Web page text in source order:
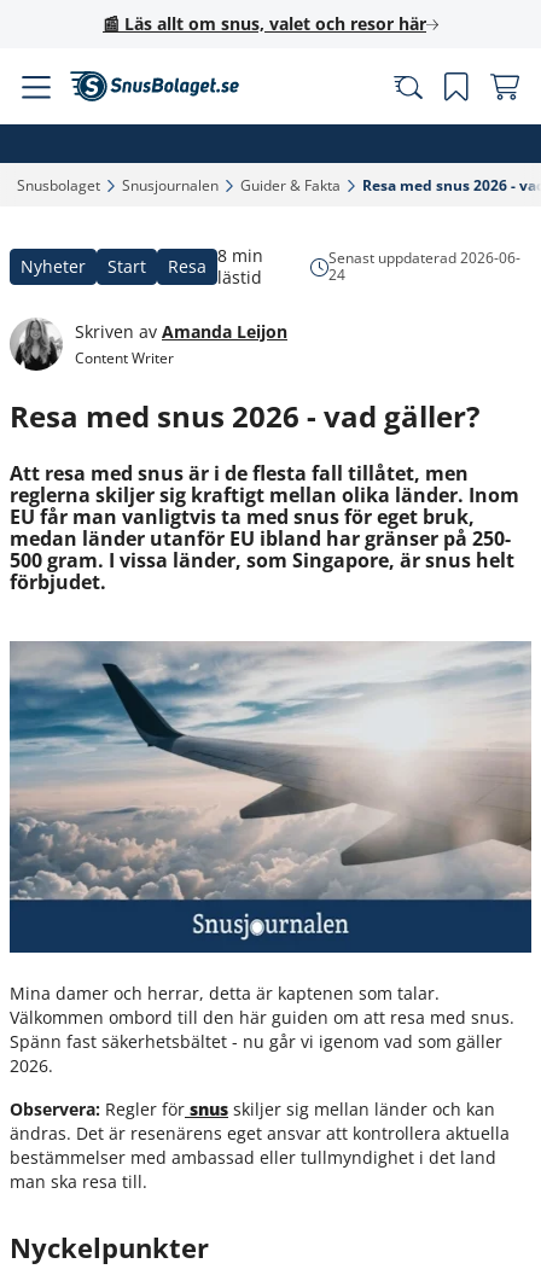
📰 Läs allt om snus, valet och resor här
Snusbolaget‎ Snusjournalen‎ Guider & Fakta‎ Resa med snus 2026 -
Nyheter Start Resa 8 min
lästid
Senast uppdaterad2026-06-
24
Skriven av Amanda Leijon
Content Writer
Resa med snus 2026 - vad gäller?
Att resa med snus är i de flesta fall tillåtet, men
reglerna skiljer sig kraftigt mellan olika länder. Inom
EU får man vanligtvis ta med snus för eget bruk,
medan länder utanför EU ibland har gränser på 250-
500 gram. I vissa länder, som Singapore, är snus helt
förbjudet.
Mina damer och herrar, detta är kaptenen som talar.
Välkommen ombord till den här guiden om att resa med snus.
Spänn fast säkerhetsbältet - nu går vi igenom vad som gäller
2026.
Observera: Regler för snus skiljer sig mellan länder och kan
ändras. Det är resenärens eget ansvar att kontrollera aktuella
bestämmelser med ambassad eller tullmyndighet i det land
man ska resa till.
Nyckelpunkter